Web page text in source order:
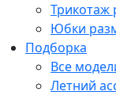
Трикотаж
Юбки
Подборка
Все
Летний